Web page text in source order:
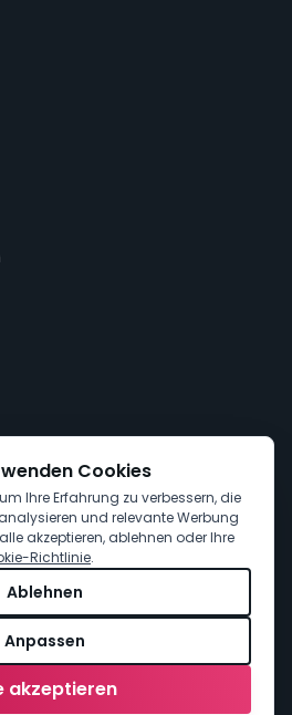
Cookies
Ihre Erfahrung zu verbessern, die
und relevante Werbung
akzeptieren, ablehnen oder Ihre
Richtlinie.
Ablehnen
Anpassen
akzeptieren